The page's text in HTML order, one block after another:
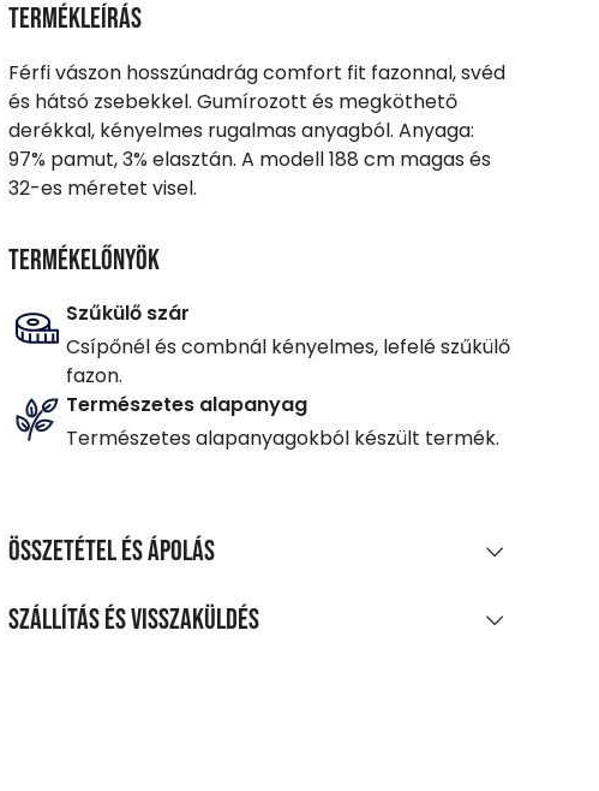
Termékleírás
Férfi vászon hosszúnadrág comfort fit fazonnal, svéd
és hátsó zsebekkel. Gumírozott és megköthető
derékkal, kényelmes rugalmas anyagból. Anyaga:
97% pamut, 3% elasztán. A modell 188 cm magas és
32-es méretet visel.
Termékelőnyök
Szűkülő szár
Csípőnél és combnál kényelmes, lefelé szűkülő
fazon.
Természetes alapanyag
Természetes alapanyagokból készült termék.
Összetétel és ápolás
ANYAGÖSSZETÉTEL
Szállítás és visszaküldés